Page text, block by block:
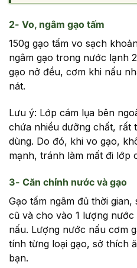
2- Vo, ngâm gạo tấm
150g gạo tấm vo sạch
ngâm gạo trong nước lạnh
gạo nở đều, cơm khi nấu
nát.
Lưu ý: Lớp cám lụa bên
chứa nhiều dưỡng chất, rất
dùng. Do đó, khi vo gạo,
mạnh, tránh làm mất đi lớp
3- Căn chỉnh nước và gạo
Gạo tấm ngâm đủ thời
cũ và cho vào 1 lượng
nấu. Lượng nước nấu cơm
tính từng loại gạo, sở thích
bạn.